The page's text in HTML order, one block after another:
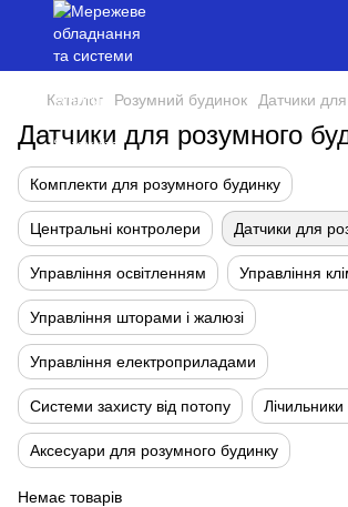
Каталог Розумний будинок Датчики
Датчики для розумного
Комплекти для розумного будинку
Центральні контролери Датчики для
Управління освітленням Управління
Управління шторами і жалюзі
Управління електроприладами
Системи захисту від потопу Лічильники
Аксесуари для розумного будинку
Немає товарів